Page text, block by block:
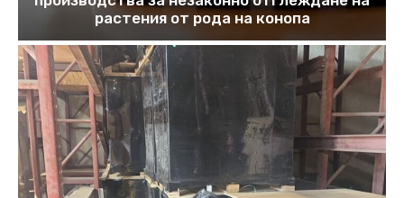
растения от рода на конопа